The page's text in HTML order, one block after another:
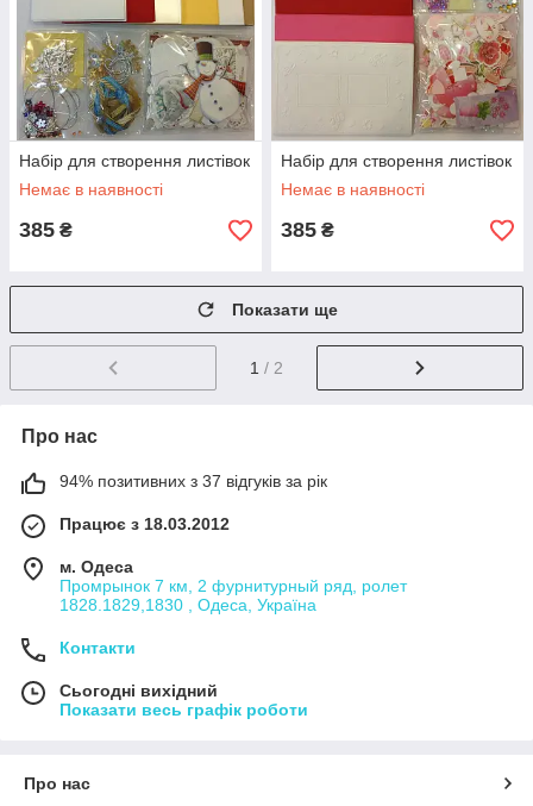
Набір для створення листівок
Немає в наявності
385 ₴
Набір для створення листівок
Немає в наявності
385 ₴
Показати ще
1 / 2
Про нас
94% позитивних з 37 відгуків за рік
Працює з 18.03.2012
м. Одеса
Промрынок 7 км, 2 фурнитурный ряд, ролет
1828.1829,1830 , Одеса, Україна
Контакти
Сьогодні вихідний
Показати весь графік роботи
Про нас